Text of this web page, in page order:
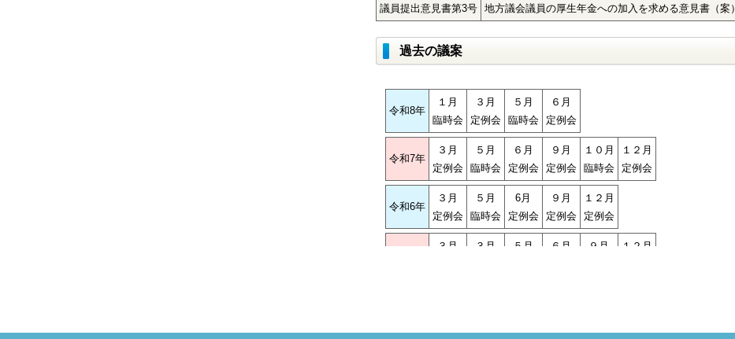
議員提出意見書第3号 地方議会議員の厚生年金への加入を求める意見書（案）
過去の議案
令和8年
１月
臨時会
３月
定例会
５月
臨時会
６月
定例会
令和7年
３月
定例会
５月
臨時会
６月
定例会
９月
定例会
１０月
臨時会
１２月
定例会
令和6年
３月
定例会
５月
臨時会
6月
定例会
９月
定例会
１２月
定例会
３月
３月
５月
６月
９月
１２月